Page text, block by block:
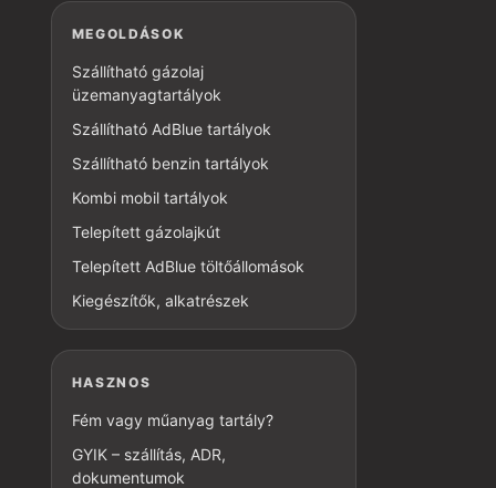
MEGOLDÁSOK
Szállítható gázolaj
üzemanyagtartályok
Szállítható AdBlue tartályok
Szállítható benzin tartályok
Kombi mobil tartályok
Telepített gázolajkút
Telepített AdBlue töltőállomások
Kiegészítők, alkatrészek
HASZNOS
Fém vagy műanyag tartály?
GYIK – szállítás, ADR,
dokumentumok